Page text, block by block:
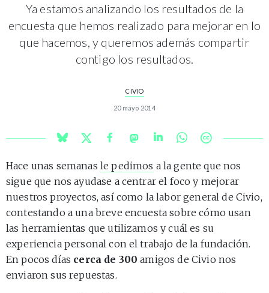
Ya estamos analizando los resultados de la
encuesta que hemos realizado para mejorar en lo
que hacemos, y queremos además compartir
contigo los resultados.
CIVIO
20 mayo 2014
Hace unas semanas le pedimos a la gente que nos
sigue que nos ayudase a centrar el foco y mejorar
nuestros proyectos, así como la labor general de Civio,
contestando a una breve encuesta sobre cómo usan
las herramientas que utilizamos y cuál es su
experiencia personal con el trabajo de la fundación.
En pocos días cerca de 300 amigos de Civio nos
enviaron sus repuestas.